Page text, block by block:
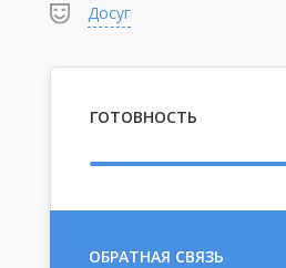
Досуг
ГОТОВНОСТЬ
ОБРАТНАЯ СВЯЗЬ